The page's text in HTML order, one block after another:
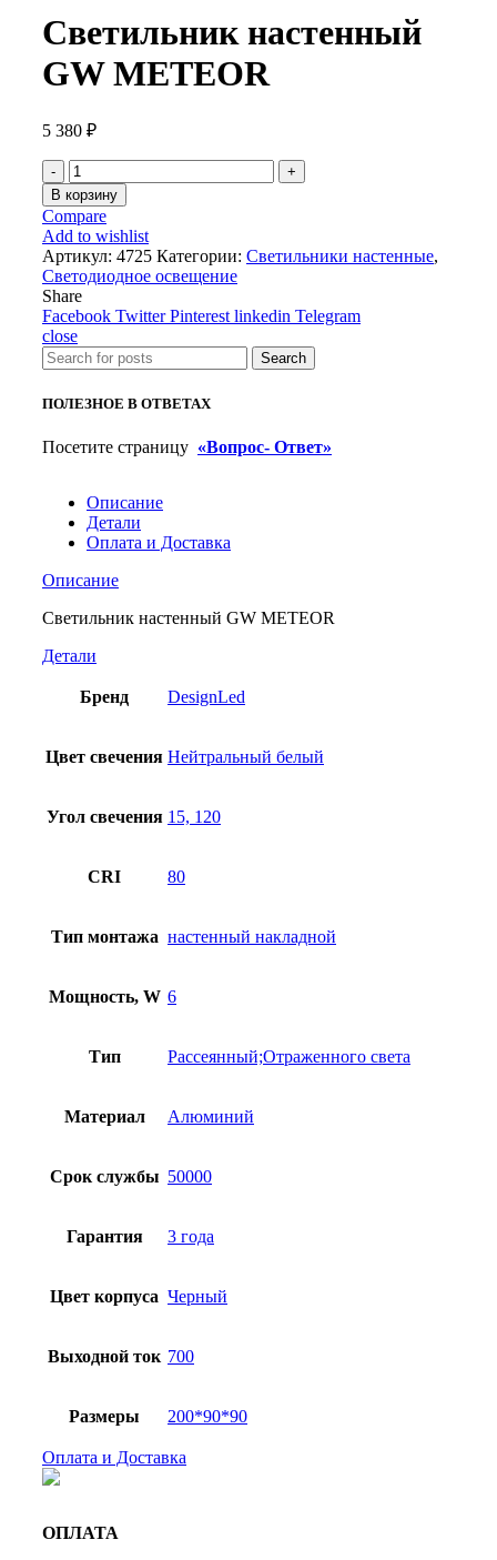
Светильник настенный
GW METEOR
5 380 ₽
Количество
товара
Светильник
настенный
GW
METEOR
В корзину
Compare
Add to wishlist
Артикул: 4725 Категории: Светильники настенные,
Светодиодное освещение
Share
Facebook Twitter Pinterest linkedin Telegram
close
Search
ПОЛЕЗНОЕ В ОТВЕТАХ
Посетите страницу «Вопрос- Ответ»
Описание
Детали
Оплата и Доставка
Описание
Светильник настенный GW METEOR
Детали
Бренд DesignLed
Цвет свечения Нейтральный белый
Угол свечения 15, 120
CRI 80
Тип монтажа настенный накладной
Мощность, W 6
Тип Рассеянный;Отраженного света
Материал Алюминий
Срок службы 50000
Гарантия 3 года
Цвет корпуса Черный
Выходной ток 700
Размеры 200*90*90
Оплата и Доставка
ОПЛАТА